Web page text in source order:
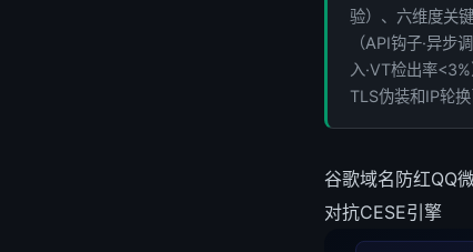
验）、六维度关
（API钩子·异步
入·VT检出率
TLS伪装和IP轮
谷歌域名防红QQ
对抗CESE引擎